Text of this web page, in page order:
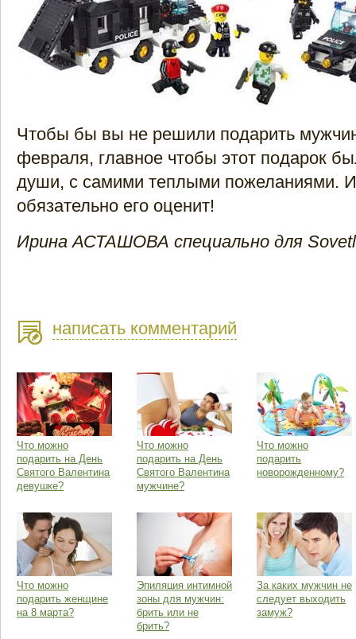
Чтобы бы вы не решили подарить
февраля, главное чтобы этот подарок
души, с самими теплыми пожеланиями.
обязательно его оценит!
Ирина АСТАШОВА специально для
написать комментарий
Что можно
подарить на День
Святого Валентина
девушке?
Что можно
подарить на День
Святого Валентина
мужчине?
Что можно
подарить
новорожденному?
Что можно
подарить женщине
на 8 марта?
Эпиляция интимной
зоны для мужчин:
брить или не
брить?
За каких мужчин не
следует выходить
замуж?